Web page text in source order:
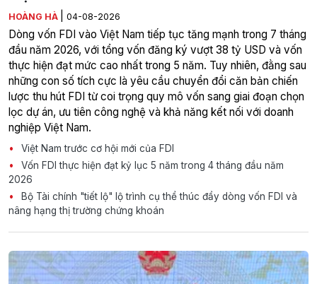
HOÀNG HÀ 04-08-2026
Dòng vốn FDI vào Việt Nam tiếp tục tăng mạnh trong 7 tháng
đầu năm 2026, với tổng vốn đăng ký vượt 38 tỷ USD và vốn
thực hiện đạt mức cao nhất trong 5 năm. Tuy nhiên, đằng sau
những con số tích cực là yêu cầu chuyển đổi căn bản chiến
lược thu hút FDI từ coi trọng quy mô vốn sang giai đoạn chọn
lọc dự án, ưu tiên công nghệ và khả năng kết nối với doanh
nghiệp Việt Nam.
Việt Nam trước cơ hội mới của FDI
Vốn FDI thực hiện đạt kỷ lục 5 năm trong 4 tháng đầu năm
2026
Bộ Tài chính "tiết lộ" lộ trình cụ thể thúc đẩy dòng vốn FDI và
nâng hạng thị trường chứng khoán